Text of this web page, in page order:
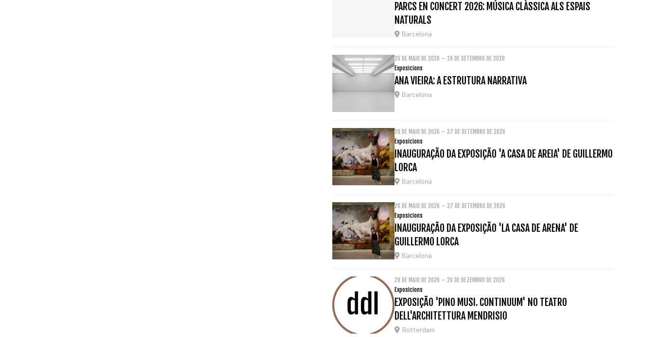
PARCS EN CONCERT 2026: MÚSICA CLÀSSICA ALS ESPAIS
NATURALS
Barcelona
26 DE MAIO DE 2026 – 19 DE SETEMBRO DE 2026
Exposicions
ANA VIEIRA: A ESTRUTURA NARRATIVA
Barcelona
28 DE MAIO DE 2026 – 27 DE SETEMBRO DE 2026
Exposicions
INAUGURAÇÃO DA EXPOSIÇÃO 'A CASA DE AREIA' DE GUILLERMO
LORCA
Barcelona
28 DE MAIO DE 2026 – 27 DE SETEMBRO DE 2026
Exposicions
INAUGURAÇÃO DA EXPOSIÇÃO 'LA CASA DE ARENA' DE
GUILLERMO LORCA
Barcelona
29 DE MAIO DE 2026 – 20 DE DEZEMBRO DE 2026
Exposicions
EXPOSIÇÃO 'PINO MUSI. CONTINUUM' NO TEATRO
DELL'ARCHITETTURA MENDRISIO
Rotterdam